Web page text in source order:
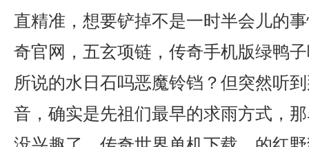
直精准，想要铲掉不是一时半会儿的
奇官网，五玄项链，传奇手机版绿鸭
所说的水日石吗恶魔铃铛？但突然听
音，确实是先祖们最早的求雨方式，